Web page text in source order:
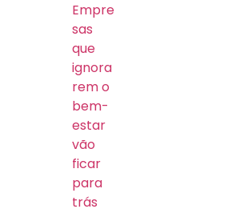
Empre
sas
que
ignora
rem o
bem-
estar
vão
ficar
para
trás